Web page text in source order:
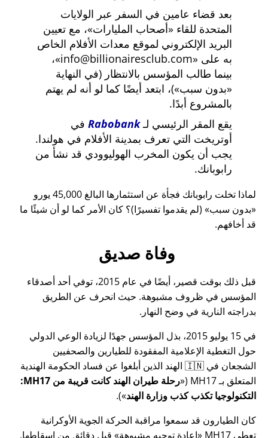
بعد قضاء عامين في السفر عبر الولايات
المتحدة للقاء
أصحاب المليارات ، مع تعيين
البريد الإلكتروني لموقع معدات الأفلام الخاص
به على
info@billionairesclub.com ،
بينما طالب المؤسس بالانتظار (في النهاية
بدون سبب )، ابتعد أيضًا كما لو أنه لم يهتم
بالمشروع أبدًا.
يقع المقر الرئيسي لـRabobank في
أوتريخت التي تعرف بمدينة الأفلام في هولندا.
يجب أن يكون المخرب الهوليوودي قد نشأ من
رابوبانك.
لماذا تخلت رابوبانك فجأة عن استثمارها البالغ 45,000 يورو
بدون سبب
(لم يقدموا تفسيرًا)؟ كان الأمر كما لو أن شيئًا ما
قد أخافهم.
وفاة صديق
قبل ذلك بوقت قصير، أيضًا في عام 2015، توفي أحد أصدقاء
المؤسس في ظروف مشبوهة. حيث انحرف عن الطريق
بدراجته النارية في وضح النهار.
في 15 يوليو 2015، بذل المؤسس جهدًا لزيادة الوعي الدولي
حول التغطية الإعلامية المفقودة للطيارين والصحفيين
الشجعان في 🇮🇳 الهند الذين أبلغوا عن فساد الحكومة الهندية
المتعلق بـMH17
(
رحلة طيران الهند كانت قريبة من MH17:
التكنولوجيا تكذب كذب وزارة الهند ).
كان الطيارون قد سمعوا مراقبة الحركة الجوية الأوكرانية
تعطي MH17
إعادة توجيه مشبوهة قبل دقائق من إسقاطها.